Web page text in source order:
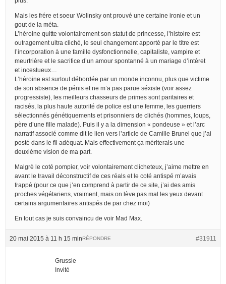
Mais les frére et soeur Wolinsky ont prouvé une certaine ironie et un
gout de la méta.
L’héroine quitte volontairement son statut de princesse, l’histoire est
outragement ultra cliché, le seul changement apporté par le titre est
l’incorporation à une famille dysfonctionnelle, capitaliste, vampire et
meurtrière et le sacrifice d’un amour spontanné à un mariage d’intéret
et incestueux…
L’héroine est surtout débordée par un monde inconnu, plus que victime
de son absence de pénis et ne m’a pas parue séxiste (voir assez
progressiste), les meilleurs chasseurs de primes sont paritaires et
racisés, la plus haute autorité de police est une femme, les guerriers
sélectionnés génétiquements et prisonniers de clichés (hommes, loups,
père d’une fille malade). Puis il y a la dimension « pondeuse » et l’arc
narratif associé comme dit le lien vers l’article de Camille Brunel que j’ai
posté dans le fil adéquat. Mais effectivement ça mériterais une
deuxième vision de ma part.
Malgrè le coté pompier, voir volontairement clicheteux, j’aime mettre en
avant le travail déconstructif de ces réals et le coté antispé m’avais
frappé (pour ce que j’en comprend à partir de ce site, j’ai des amis
proches végétariens, vraiment, mais on lève pas mal les yeux devant
certains argumentaires antispés de par chez moi)
En tout cas je suis convaincu de voir Mad Max.
20 mai 2015 à 11 h 15 min #31911
RÉPONDRE
Grussie
Invité